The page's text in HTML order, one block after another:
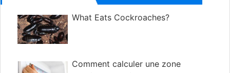
What Eats Cockroaches?
Comment calculer une zone